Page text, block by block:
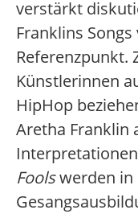
verstärkt
Franklins
Referenzpunkt.
Künstlerinnen
HipHop
Aretha Franklin
Foolswerden in